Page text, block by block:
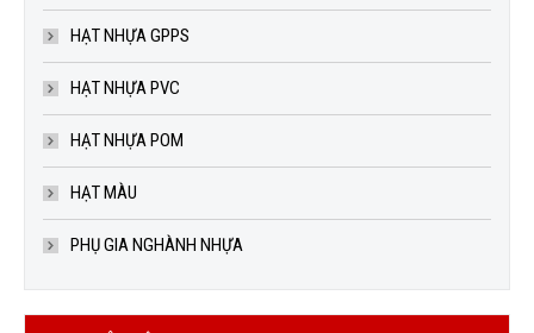
HẠT NHỰA GPPS
HẠT NHỰA PVC
HẠT NHỰA POM
HẠT MÀU
PHỤ GIA NGHÀNH NHỰA